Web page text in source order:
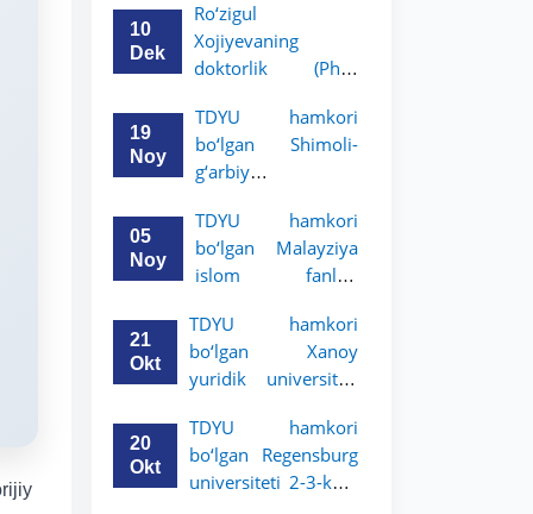
10
Dek
Ro‘zigul
Xojiyevaning
doktorlik (PhD)
himoyasi bo‘lib
o‘tadi
19
Noy
TDYU hamkori
bo‘lgan Shimoli-
g‘arbiy
huquq universiteti
2-3-kurs talabalari
uchun akademik
e’lon qildi
05
Noy
TDYU hamkori
bo‘lgan Malayziya
islom fanlari
kurs talabalari
uchun akademik
mobillik dasturini
21
Okt
TDYU hamkori
bo‘lgan Xanoy
yuridik universiteti
talabalari uchun
akademik mobillik
dasturini e’lon qildi
20
Okt
TDYU hamkori
bo‘lgan Regensburg
universiteti 2-3-kurs